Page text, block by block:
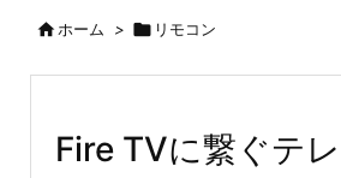
ホーム >  リモコン
Fire TVに繋ぐテ